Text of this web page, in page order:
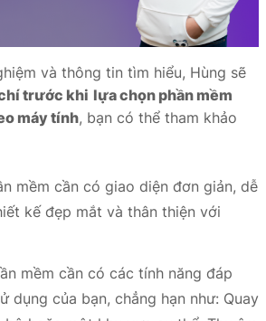
và thông tin tìm hiểu, Hùng sẽ
trước khi lựa chọn phần mềm
máy tính, bạn có thể tham khảo
mềm cần có giao diện đơn giản, dễ
kế đẹp mắt và thân thiện với
mềm cần có các tính năng đáp
dụng của bạn, chẳng hạn như: Quay